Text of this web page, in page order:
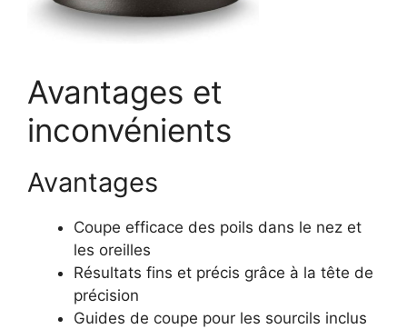
Avantages et
inconvénients
Avantages
Coupe efficace des poils dans le nez et
les oreilles
Résultats fins et précis grâce à la tête de
précision
Guides de coupe pour les sourcils inclus